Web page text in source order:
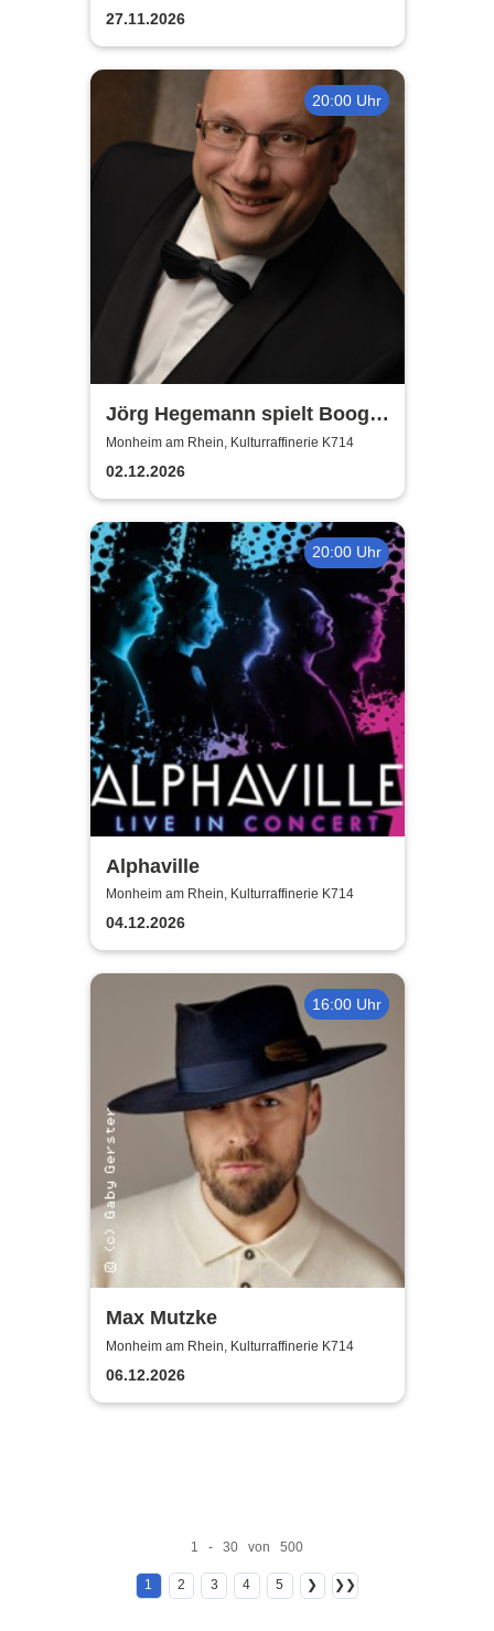
27.11.2026
20:00 Uhr
Jörg Hegemann spielt Boogie
Woogie
Monheim am Rhein, Kulturraffinerie K714
02.12.2026
20:00 Uhr
Alphaville
Monheim am Rhein, Kulturraffinerie K714
04.12.2026
16:00 Uhr
Max Mutzke
Monheim am Rhein, Kulturraffinerie K714
06.12.2026
1 - 30 von 500
1 2 3 4 5 ❯ ❯❯